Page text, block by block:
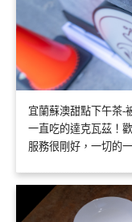
宜蘭蘇澳甜點下午茶-
一直吃的達克瓦茲！
服務很剛好，一切的